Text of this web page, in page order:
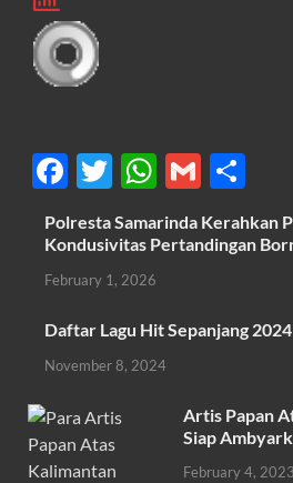
F
ac
e
b
o
o
k
T
w
itt
er
W
h
at
A
p
p
G
m
ail
h
ar
Polresta Samarinda Kerahkan
Kondusivitas Pertandingan
February 1, 2026
Daftar Lagu Hit Sepanjang 2024
November 8, 2024
Artis Papan
Siap
February 4, 2023